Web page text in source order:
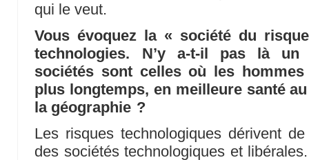
qui le veut.
Vous évoquez la « société du
technologies. N’y a-t-il pas là un
sociétés sont celles où les
plus longtemps, en meilleure santé
la géographie ?
Les risques technologiques dérivent
des sociétés technologiques et